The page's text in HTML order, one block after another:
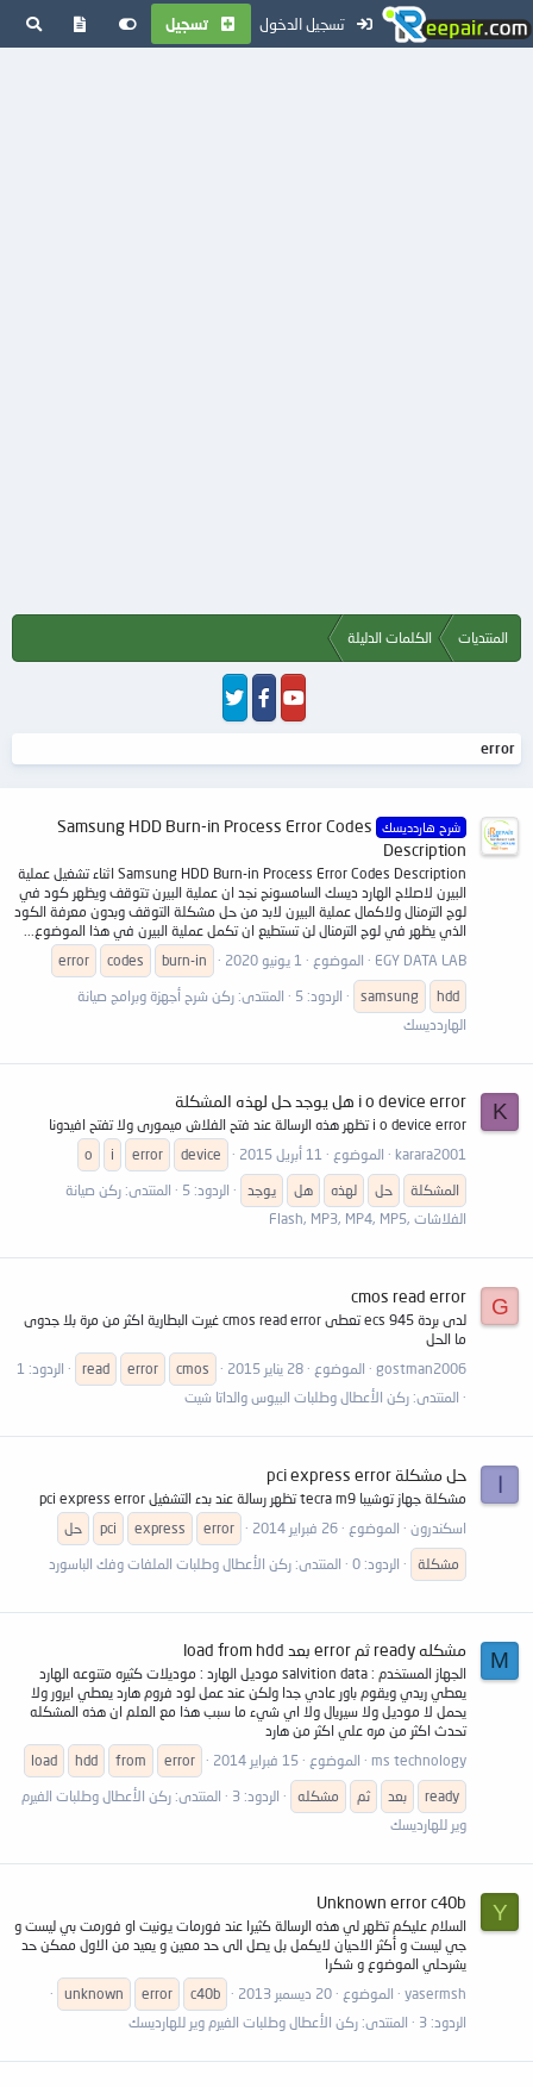
تسجيل الدخول تسجيل
المنتديات الكلمات الدليلة
error
شرح هاردديسك
Samsung HDD Burn-in Process Error Codes
Description
Samsung HDD Burn-in Process Error Codes Description اثناء تشغيل عملية
البيرن لاصلاح الهارد ديسك السامسونج نجد ان عملية البيرن تتوقف ويظهر كود في
لوج الترمنال ولاكمال عملية البيرن لابد من حل مشكلة التوقف وبدون معرفة الكود
الذي يظهر في لوج الترمنال لن تستطيع ان تكمل عملية البيرن في هذا الموضوع...
EGY DATA LAB
الموضوع 1 يونيو 2020 burn-in
codes
error
hdd
samsung الردود: 5 المنتدى: ركن شرح أجهزة وبرامج صيانة
الهاردديسك
K i o device error هل يوجد حل لهذه المشكلة
i o device error تظهر هذه الرسالة عند فتح الفلاش ميمورى ولا تفتح افيدونا
karara2001
الموضوع 11 أبريل 2015 device
error
i
o
المشكلة
حل لهذه هل يوجد الردود: 5 المنتدى: ركن صيانة
الفلاشات ,Flash, MP3, MP4, MP5
G
cmos read error
لدى بردة ecs 945 تعطى cmos read error غيرت البطارية اكثر من مرة بلا جدوى
ما الحل
gostman2006
الموضوع 28 يناير 2015 cmos
error
read
الردود: 1
المنتدى: ركن الأعطال وطلبات البيوس والداتا شيت
ا حل مشكلة pci express error
مشكلة جهاز توشيبا tecra m9 تظهر رسالة عند بدء التشغيل pci express error
اسكندرون
الموضوع 26 فبراير 2014 error
express
pci
حل
مشكلة
الردود: 0 المنتدى: ركن الأعطال وطلبات الملفات وفك الباسورد
M مشكله ready ثم error بعد load from hdd
الجهاز المستخدم : salvition data موديل الهارد : موديلات كثيره متنوعه الهارد
يعطي ريدي ويقوم باور عادي جدا ولكن عند عمل لود فروم هارد يعطي ايرور ولا
يحمل لا موديل ولا سيريال ولا اي شيء ما سبب هذا مع العلم ان هذه المشكله
تحدث اكثر من مره علي اكثر من هارد
ms technology
الموضوع 15 فبراير 2014 error
from
hdd
load
ready
بعد ثم مشكله الردود: 3 المنتدى: ركن الأعطال وطلبات الفيرم
وير للهارديسك
Y
Unknown error c40b
السلام عليكم تظهر لي هذه الرسالة كثيرا عند فورمات يونيت او فورمت بي ليست و
جي ليست و أكثر الاحيان لايكمل بل يصل الى حد معين و يعيد من الاول ممكن حد
يشرحلي الموضوع و شكرا
yasermsh
الموضوع 20 ديسمبر 2013 c40b
error
unknown
الردود: 3
المنتدى: ركن الأعطال وطلبات الفيرم وير للهارديسك